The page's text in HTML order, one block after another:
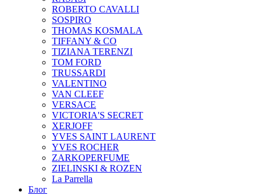
ROBERTO CAVALLI
SOSPIRO
THOMAS KOSMALA
TIFFANY & CO
TIZIANA TERENZI
TOM FORD
TRUSSARDI
VALENTINO
VAN CLEEF
VERSACE
VICTORIA'S SECRET
XERJOFF
YVES SAINT LAURENT
YVES ROCHER
ZARKOPERFUME
ZIELINSKI & ROZEN
La Parrella
Блог